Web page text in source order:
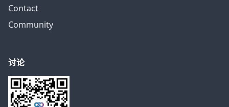
Contact
Community
讨论